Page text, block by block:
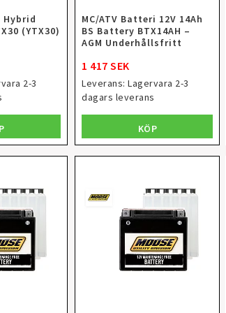
(YTX30)
2-3
MC/ATV Batteri 12V 14Ah
BS Battery BTX14AH –
AGM Underhållsfritt
1 417 SEK
Leverans:Lagervara 2-3
dagars leverans
KÖP